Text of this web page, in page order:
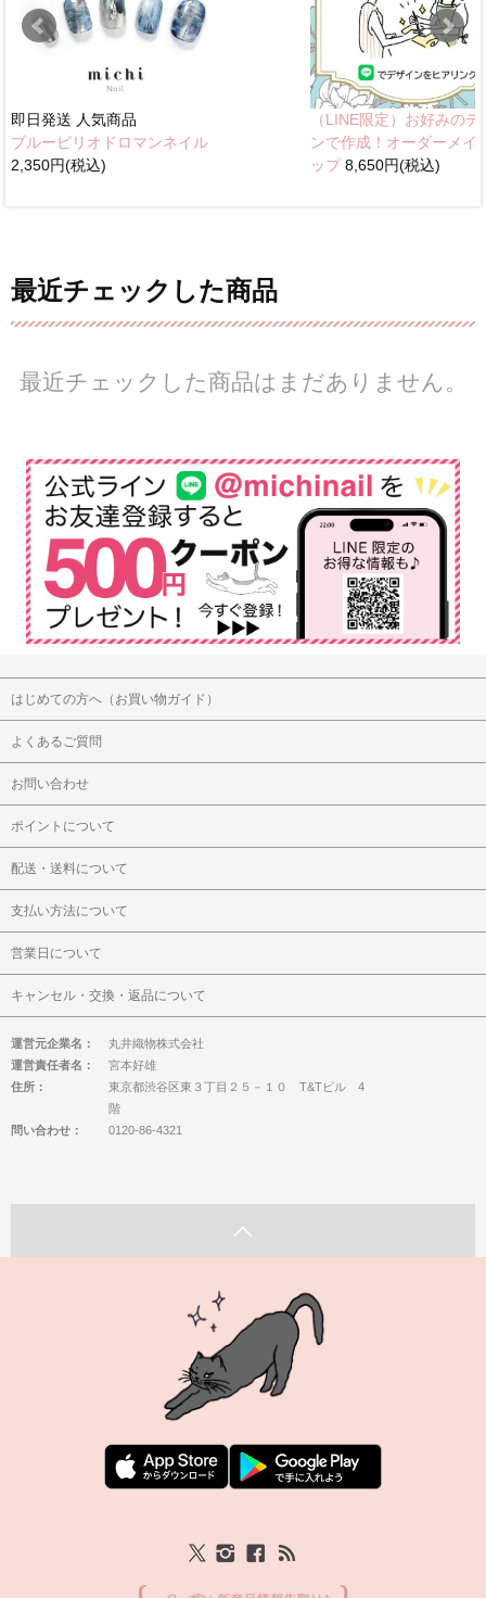
即日発送 人気商品
ブルーピリオドロマンネイル
2,350円(税込)
（LINE限定）お好みのデ
ンで作成！オーダーメイ
ップ8,650円(税込)
最近チェックした商品
最近チェックした商品はまだありません。
はじめての方へ（お買い物ガイド）
よくあるご質問
お問い合わせ
ポイントについて
配送・送料について
支払い方法について
営業日について
キャンセル・交換・返品について
運営元企業名：
丸井織物株式会社
運営責任者名：
宮本好雄
住所：
東京都渋谷区東３丁目２５－１０ T&Tビル 4
階
問い合わせ：
0120-86-4321